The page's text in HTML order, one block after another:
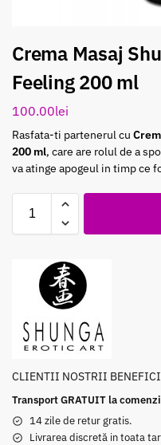
Crema Masaj
Feeling 200 ml
100.00lei
Rasfata-ti partenerul cu
200 ml, care are rolul de a
va atinge apogeul in timp ce
CLIENTII NOSTRII
Transport GRATUIT la
14 zile de retur gratis.
Livrarea discretă in toata